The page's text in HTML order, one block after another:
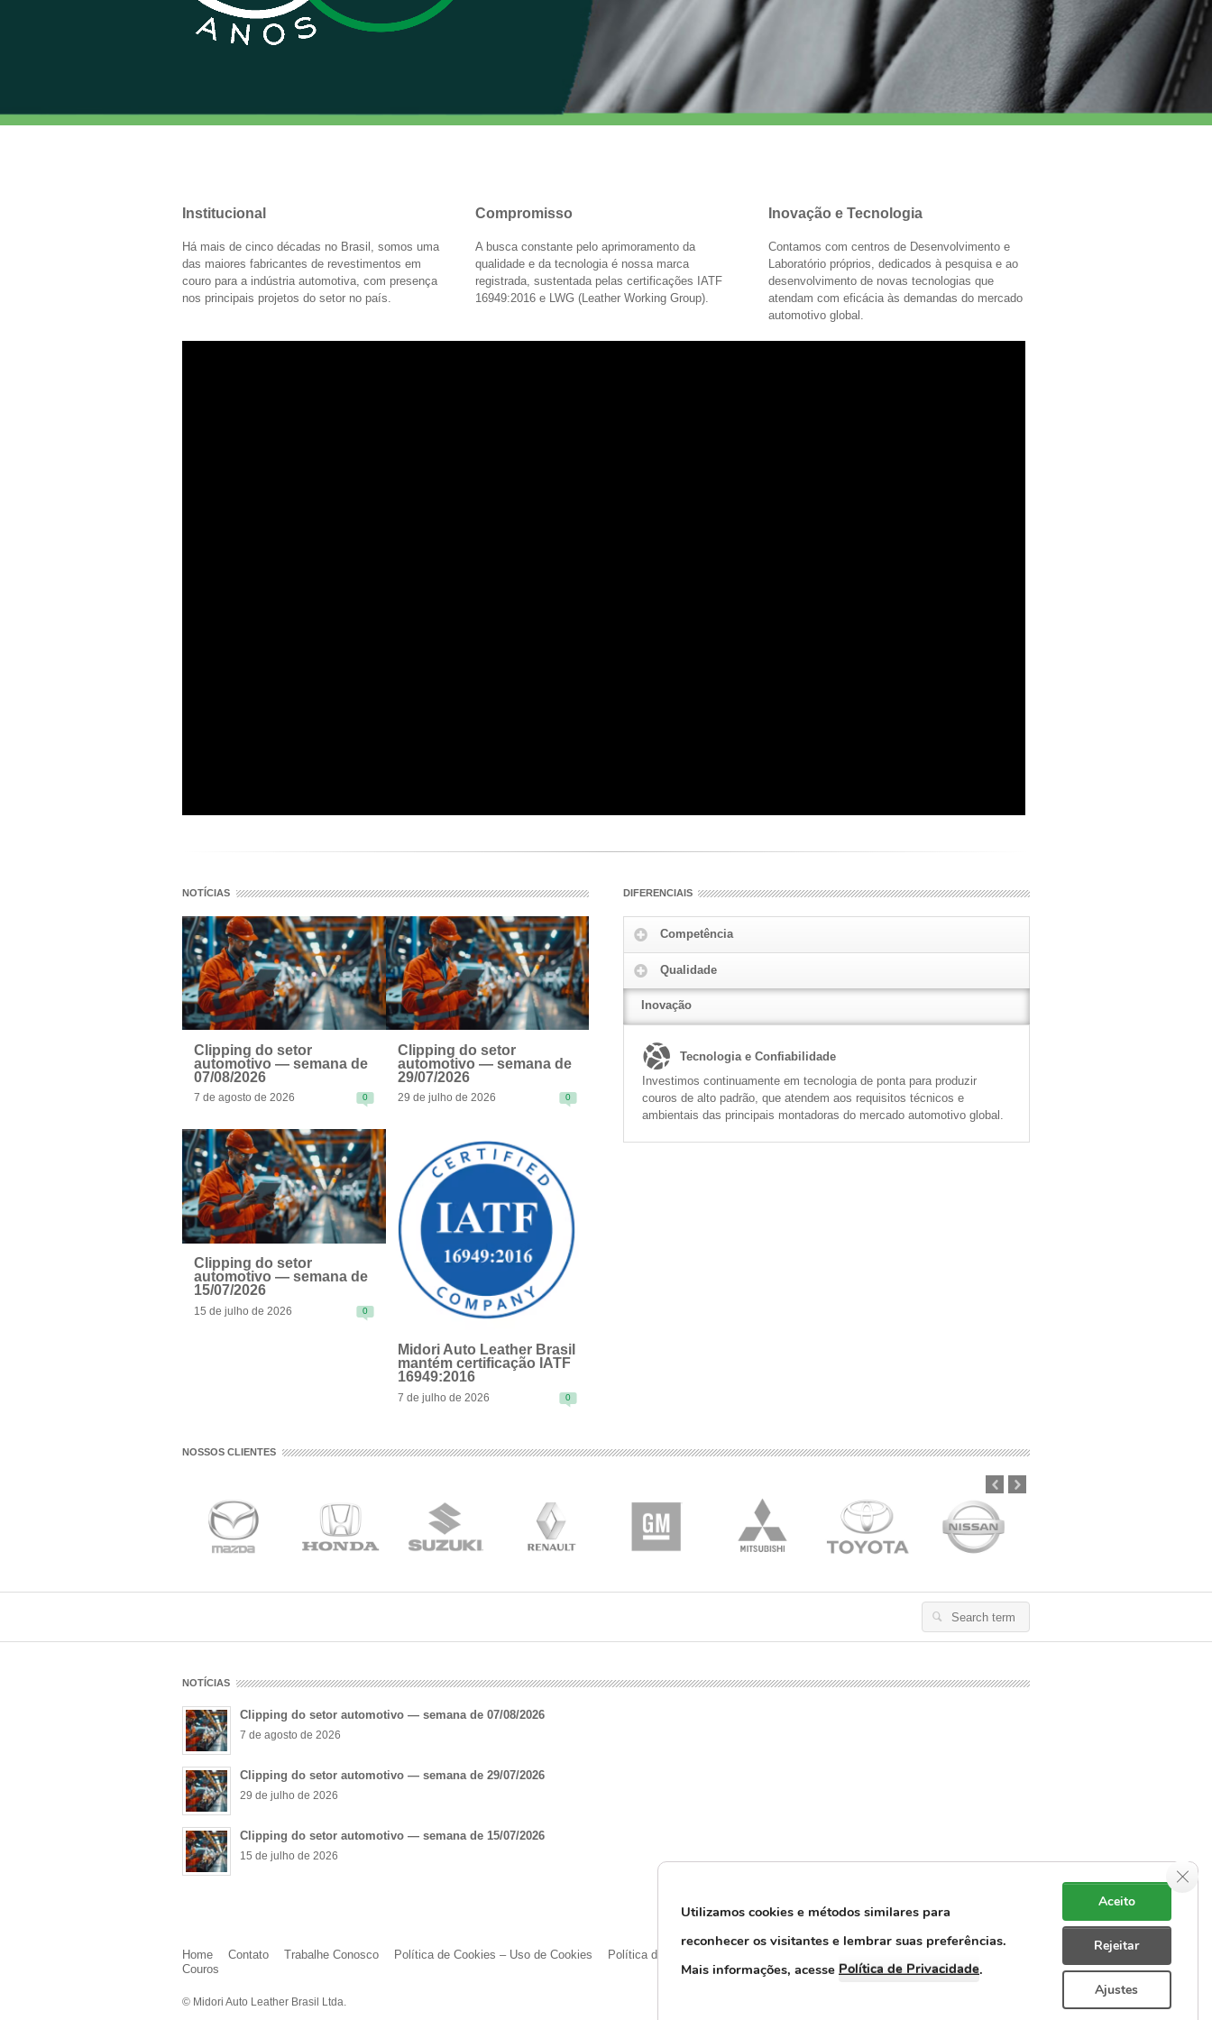
Institucional
Há mais de cinco décadas no Brasil, somos uma
das maiores fabricantes de revestimentos em
couro para a indústria automotiva, com presença
nos principais projetos do setor no país.
Compromisso
A busca constante pelo aprimoramento da
qualidade e da tecnologia é nossa marca
registrada, sustentada pelas certificações IATF
16949:2016 e LWG (Leather Working Group).
Inovação e Tecnologia
Contamos com centros de Desenvolvimento e
Laboratório próprios, dedicados à pesquisa e ao
desenvolvimento de novas tecnologias que
atendam com eficácia às demandas do mercado
automotivo global.
NOTÍCIAS
READ MORE
Clipping do setor
automotivo — semana de
07/08/2026
7 de agosto de 2026 0
READ MORE
Clipping do setor
automotivo — semana de
29/07/2026
29 de julho de 2026 0
READ MORE
Clipping do setor
automotivo — semana de
15/07/2026
15 de julho de 2026 0
READ MORE
Midori Auto Leather Brasil
mantém certificação IATF
16949:2016
7 de julho de 2026 0
DIFERENCIAIS
Competência
Qualidade
Inovação
Tecnologia e Confiabilidade
Investimos continuamente em tecnologia de ponta para produzir
couros de alto padrão, que atendem aos requisitos técnicos e
ambientais das principais montadoras do mercado automotivo global.
NOSSOS CLIENTES
Prev
Search
NOTÍCIAS
Clipping do setor automotivo — semana de 07/08/2026
7 de agosto de 2026
Clipping do setor automotivo — semana de 29/07/2026
29 de julho de 2026
Clipping do setor automotivo — semana de 15/07/2026
15 de julho de 2026
Home Contato Trabalhe Conosco Política de Cookies – Uso de Cookies Política de Privacidade e Proteção de Dados Pessoais
Couros
© Midori Auto Leather Brasil Ltda.
Utilizamos cookies e métodos similares para
reconhecer os visitantes e lembrar suas preferências.
Mais informações, acesse Política de Privacidade.
Aceito
Rejeitar
Ajustes